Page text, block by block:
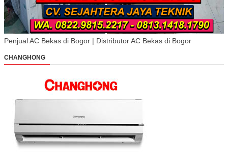
Penjual AC Bekas di Bogor | Distributor AC Bekas di Bogor
CHANGHONG